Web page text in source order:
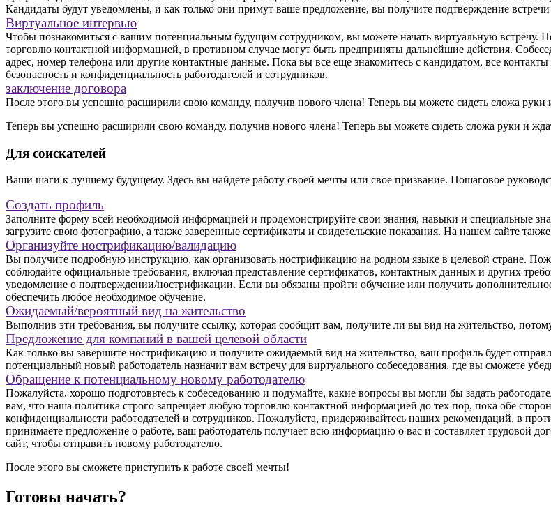
Кандидаты будут уведомлены, и как только они примут ваше предложение, вы получите подтверждение встречи
Виртуальное интервью
Чтобы познакомиться с вашим потенциальным будущим сотрудником, вы можете начать виртуальную встречу.
торговлю контактной информацией, в противном случае могут быть предприняты дальнейшие действия.
адрес, номер телефона или другие контактные данные. Пока вы все еще знакомитесь с кандидатом, все
безопасность и конфиденциальность работодателей и сотрудников.
заключение договора
После этого вы успешно расширили свою команду, получив нового члена! Теперь вы можете сидеть сложа
Теперь вы успешно расширили свою команду, получив нового члена! Теперь вы можете сидеть сложа руки и
Для соискателей
Ваши шаги к лучшему будущему. Здесь вы найдете работу своей мечты или свое призвание. Пошаговое
Создать профиль
Заполните форму всей необходимой информацией и продемонстрируйте свои знания, навыки и специальные
загрузите свою фотографию, а также заверенные сертификаты и свидетельские показания. На нашем сайте
Организуйте нострификацию/валидацию
Вы получите подробную инструкцию, как организовать нострификацию на родном языке в целевой стране.
соблюдайте официальные требования, включая представление сертификатов, контактных данных и других
уведомление о подтверждении/нострификации. Если вы обязаны пройти обучение или получить
обеспечить любое необходимое обучение.
Ожидаемый/вероятный вид на жительство
Выполнив эти требования, вы получите ссылку, которая сообщит вам, получите ли вы вид на жительство,
Предложение для компаний в вашей целевой области
Как только вы завершите нострификацию и получите ожидаемый вид на жительство, ваш профиль будет
потенциальный новый работодатель назначит вам встречу для виртуального собеседования, где вы сможете
Обращение к потенциальному новому работодателю
Пожалуйста, хорошо подготовьтесь к собеседованию и подумайте, какие вопросы вы могли бы задать
вам, что наша политика строго запрещает любую торговлю контактной информацией до тех пор, пока обе
конфиденциальности работодателей и сотрудников. Пожалуйста, придерживайтесь наших рекомендаций, в
принимаете предложение о работе, ваш работодатель получает всю информацию о вас и составляет трудовой
сайт, чтобы отправить новому работодателю.
После этого вы сможете приступить к работе своей мечты!
Готовы начать?